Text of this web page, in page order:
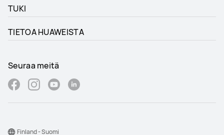
TUKI
TIETOA HUAWEISTA
Seuraa meitä
Finland - Suomi